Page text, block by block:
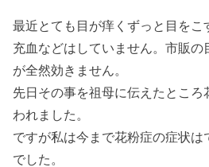
最近とても目が痒くずっと目をこ
充血などはしていません。市販の
が全然効きません。
先日その事を祖母に伝えたところ
われました。
ですが私は今まで花粉症の症状は
でした。